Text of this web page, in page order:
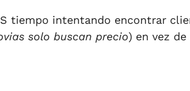
tiempo intentando encontrar
solo buscan precio) en vez